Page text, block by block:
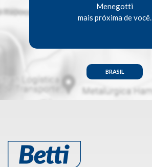
Menegotti
mais próxima de você.
BRASIL